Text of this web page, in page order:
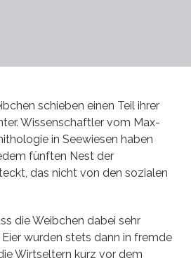
schieben einen Teil ihrer
Wissenschaftler vom Max-
in Seewiesen haben
fünften Nest der
das nicht von den sozialen
die Weibchen dabei sehr
wurden stets dann in fremde
Wirtseltern kurz vor dem